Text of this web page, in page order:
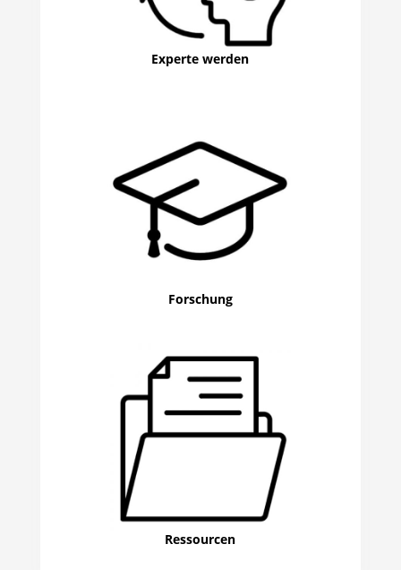
Experte werden
Forschung
Ressourcen